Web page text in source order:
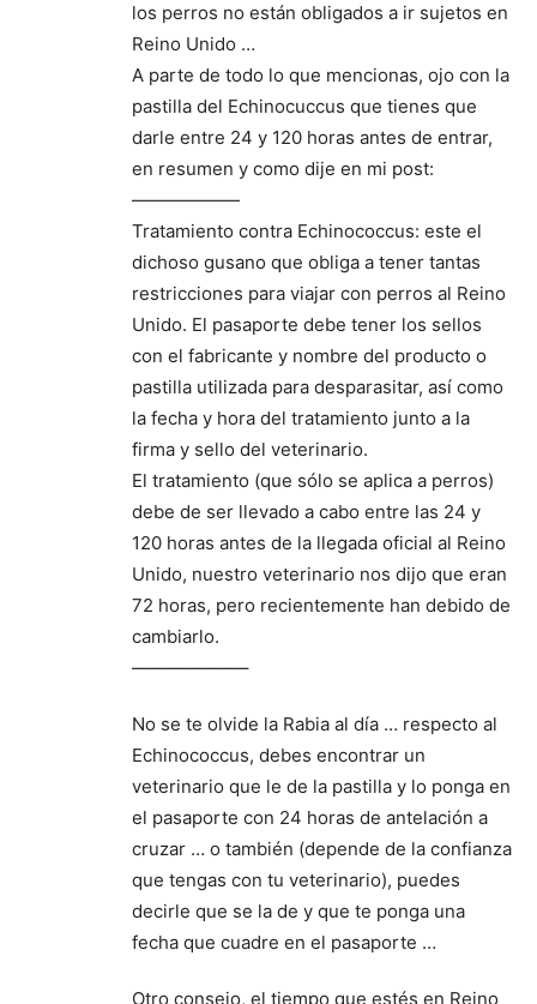
los perros no están obligados a ir sujetos en
Reino Unido …
A parte de todo lo que mencionas, ojo con la
pastilla del Echinocuccus que tienes que
darle entre 24 y 120 horas antes de entrar,
en resumen y como dije en mi post:
——————
Tratamiento contra Echinococcus: este el
dichoso gusano que obliga a tener tantas
restricciones para viajar con perros al Reino
Unido. El pasaporte debe tener los sellos
con el fabricante y nombre del producto o
pastilla utilizada para desparasitar, así como
la fecha y hora del tratamiento junto a la
firma y sello del veterinario.
El tratamiento (que sólo se aplica a perros)
debe de ser llevado a cabo entre las 24 y
120 horas antes de la llegada oficial al Reino
Unido, nuestro veterinario nos dijo que eran
72 horas, pero recientemente han debido de
cambiarlo.
——————–
No se te olvide la Rabia al día … respecto al
Echinococcus, debes encontrar un
veterinario que le de la pastilla y lo ponga en
el pasaporte con 24 horas de antelación a
cruzar … o también (depende de la confianza
que tengas con tu veterinario), puedes
decirle que se la de y que te ponga una
fecha que cuadre en el pasaporte …
Otro consejo, el tiempo que estés en Reino